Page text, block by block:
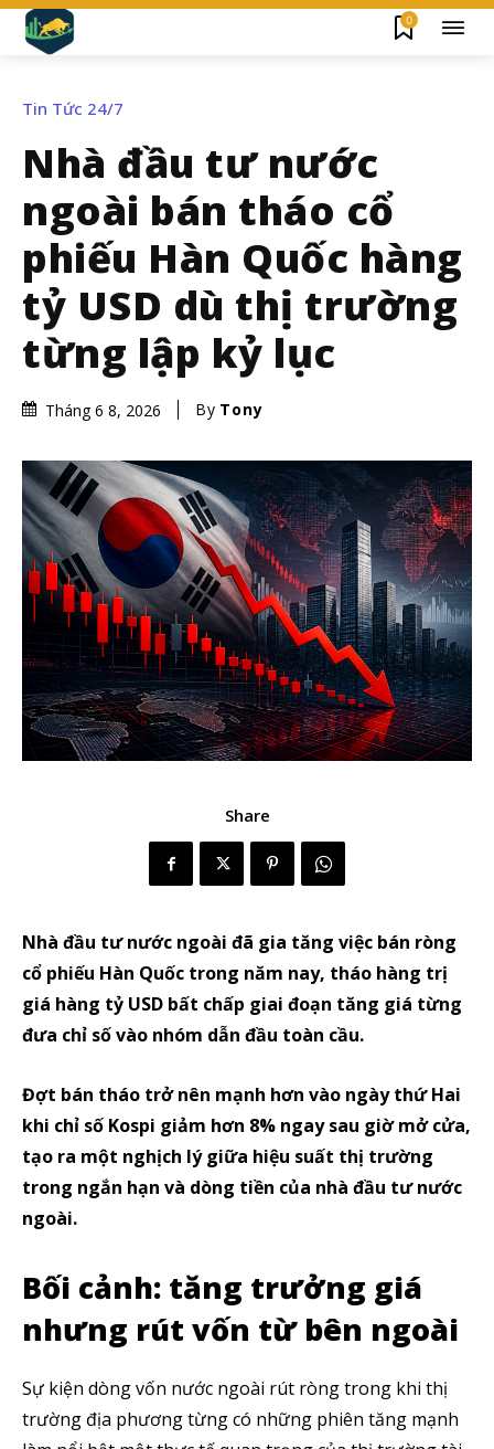
0
Tin Tức 24/7
Nhà đầu tư nước
ngoài bán tháo cổ
phiếu Hàn Quốc hàng
tỷ USD dù thị trường
từng lập kỷ lục
Tháng 6 8, 2026 By Tony
Share
Nhà đầu tư nước ngoài đã gia tăng việc bán ròng
cổ phiếu Hàn Quốc trong năm nay, tháo hàng trị
giá hàng tỷ USD bất chấp giai đoạn tăng giá từng
đưa chỉ số vào nhóm dẫn đầu toàn cầu.
Đợt bán tháo trở nên mạnh hơn vào ngày thứ Hai
khi chỉ số Kospi giảm hơn 8% ngay sau giờ mở cửa,
tạo ra một nghịch lý giữa hiệu suất thị trường
trong ngắn hạn và dòng tiền của nhà đầu tư nước
ngoài.
Bối cảnh: tăng trưởng giá
nhưng rút vốn từ bên ngoài
Sự kiện dòng vốn nước ngoài rút ròng trong khi thị
trường địa phương từng có những phiên tăng mạnh